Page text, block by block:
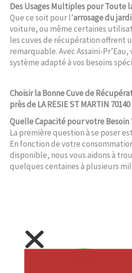
Des Usages Multiples pour Toute
Que ce soit pour l’arrosage du
voiture, ou même certaines
les cuves de récupération offrent
remarquable. Avec Assaini-Pr’Eau,
système adapté à vos besoins
Choisir la Bonne Cuve de
près de LA RESIE ST MARTIN
Quelle Capacité pour votre Besoin
La première question à se poser
En fonction de votre
disponible, nous vous aidons à
quelques centaines à plusieurs